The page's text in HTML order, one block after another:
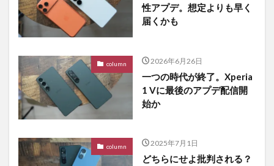
性アプデ。想定よりも早く
届くかも
column 2026年6月26日
一つの時代が終了。Xperia
1 Vに最後のアプデ配信開
始か
column 2025年7月1日
どちらにせよ批判される？